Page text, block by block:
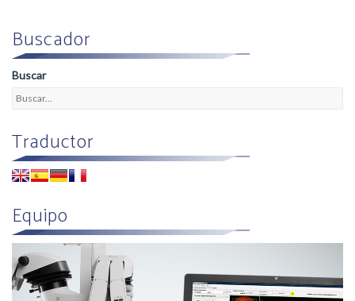
Buscador
Buscar
Traductor
Equipo